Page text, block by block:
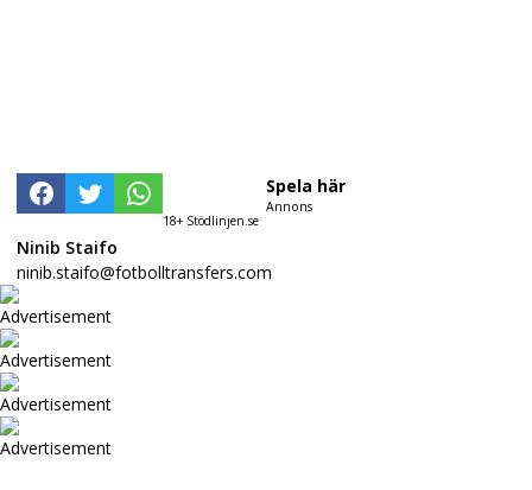
18+ Stödlinjen.se
Spela här
Annons
Ninib Staifo
ninib.staifo@fotbolltransfers.com